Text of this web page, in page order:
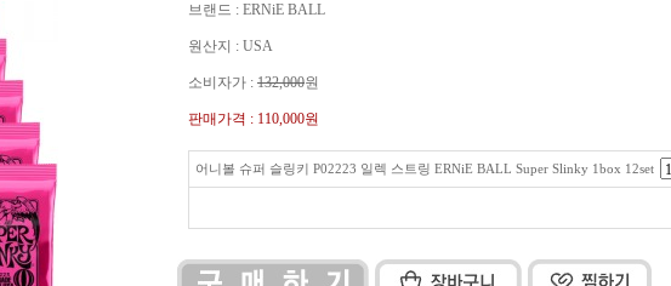
브랜드 : ERNiE BALL
원산지 : USA
소비자가 : 132,000원
판매가격 : 110,000원
어니볼 슈퍼 슬링키 P02223 일렉 스트링 ERNiE BALL Super Slinky 1box 12set